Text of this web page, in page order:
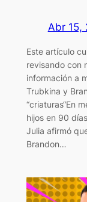
Abr 15,
Este artículo
revisando con
información a
Trubkina y
“criaturas“En
hijos en 90
Julia afirmó
Brandon…